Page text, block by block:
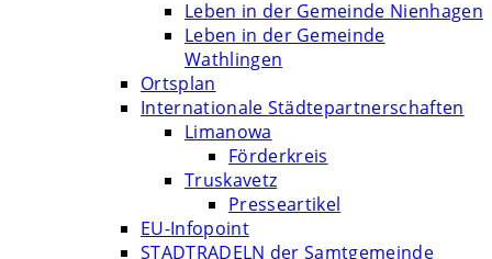
Leben in der Gemeinde Nienhagen
Leben in der Gemeinde
Wathlingen
Ortsplan
Internationale Städtepartnerschaften
Limanowa
Förderkreis
Truskavetz
Presseartikel
EU-Infopoint
STADTRADELN der Samtgemeinde